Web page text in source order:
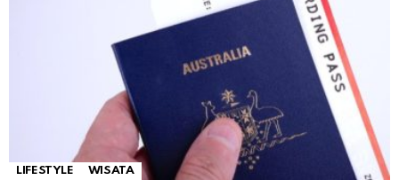
LIFESTYLE WISATA